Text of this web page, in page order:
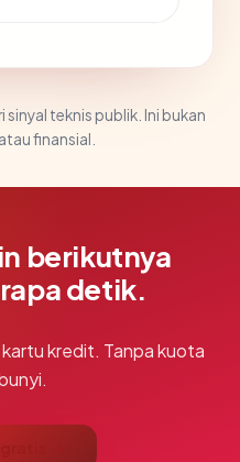
teknis publik. Ini bukan
finansial.
berikutnya
detik.
kredit. Tanpa kuota
→